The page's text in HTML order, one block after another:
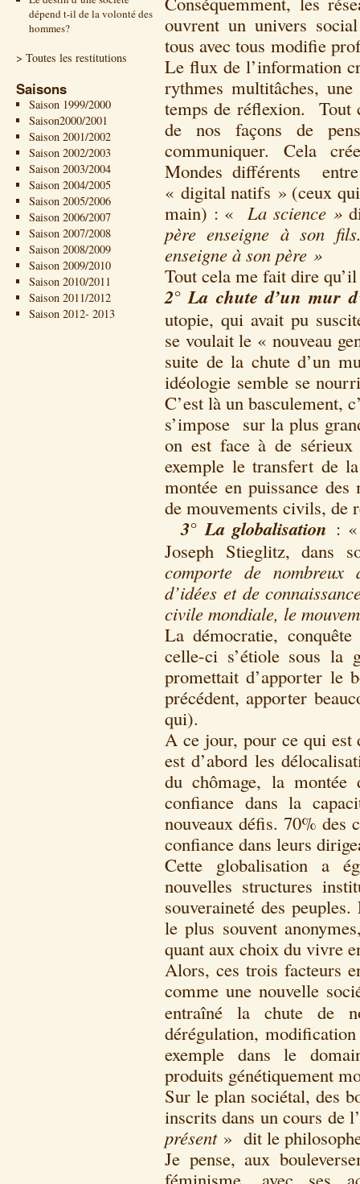
dépend t-il de la volonté des
hommes?
> Toutes les restitutions
Saisons
Saison 1999/2000
Saison2000/2001
Saison 2001/2002
Saison 2002/2003
Saison 2003/2004
Saison 2004/2005
Saison 2005/2006
Saison 2006/2007
Saison 2007/2008
Saison 2008/2009
Saison 2009/2010
Saison 2010/2011
Saison 2011/2012
Saison 2012- 2013
ouvrent un univers
tous avec tous modifie
Le flux de l’information
rythmes multitâches,
temps de réflexion. Tout
de nos façons de
communiquer. Cela
Mondes différents
« digital natifs » (ceux
main) : « La science »
père enseigne à son
enseigne à son père »
Tout cela me fait dire
2° La chute d’un mur
utopie, qui avait pu
se voulait le « nouveau
suite de la chute d’un
idéologie semble se
C’est là un basculement,
s’impose sur la plus
on est face à de sérieux
exemple le transfert de
montée en puissance
de mouvements civils, de
3° La globalisation :
Joseph Stieglitz,
comporte de
d’idées et de
civile mondiale, le
La démocratie,
celle-ci s’étiole sous la
promettait d’apporter le
précédent, apporter
qui).
A ce jour, pour ce qui est
est d’abord les
du chômage, la
confiance dans la
nouveaux défis. 70% des
confiance dans leurs
Cette globalisation a
nouvelles structures
souveraineté des
le plus souvent
quant aux choix du vivre
Alors, ces trois facteurs
comme une nouvelle
entraîné la chute de
dérégulation,
exemple dans le
produits génétiquement
Sur le plan sociétal, des
inscrits dans un cours de
présent» dit le
Je pense, aux
féminisme, avec ses